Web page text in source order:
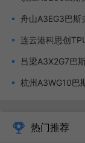
料供应，选择无
话联系我司哦。
舟山A3EG3巴斯
连云港科思创
吕梁A3X2G7巴
杭州A3WG10巴
热门推荐